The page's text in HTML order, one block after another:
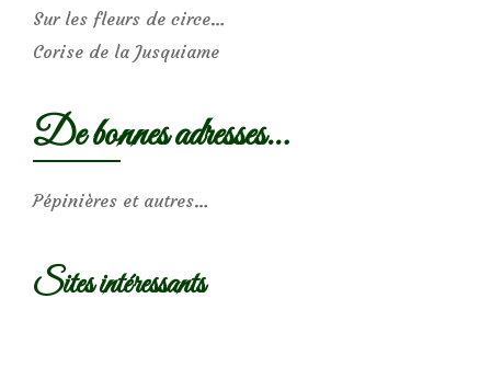
Sur les fleurs de circe…
Corise de la Jusquiame
De bonnes adresses…
Pépinières et autres…
Sites intéressants